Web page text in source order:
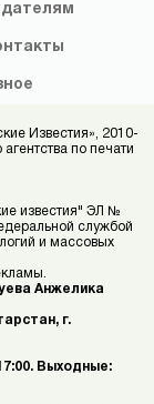
Известия», 2010-
по печати
известия" ЭЛ №
службой
и массовых
Анжелика
г.
Выходные: